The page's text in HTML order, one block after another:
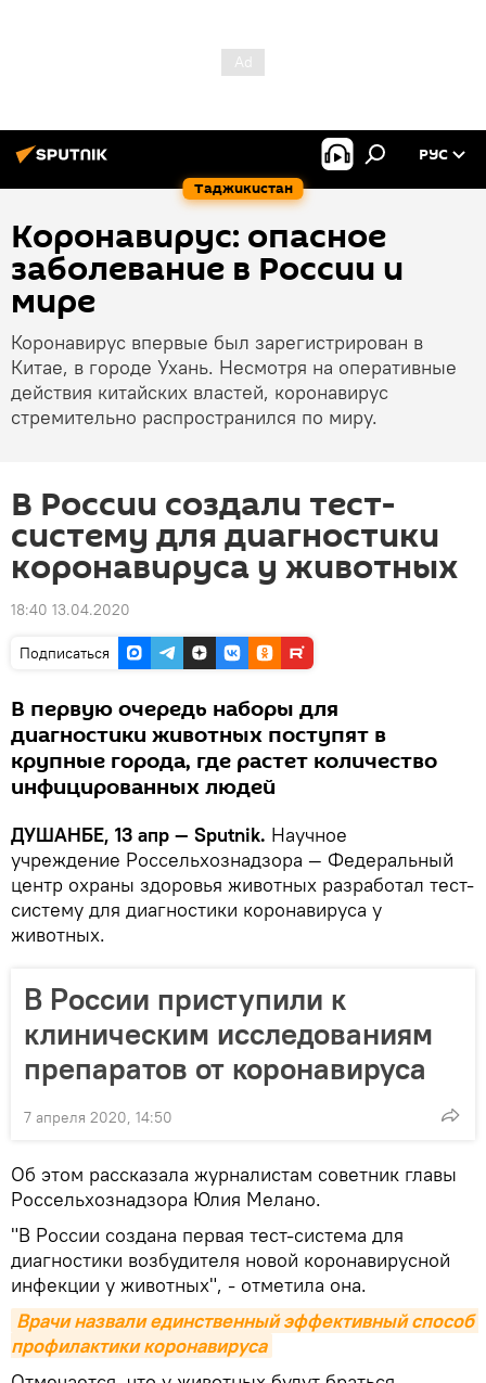
Таджикистан
РУС
Коронавирус: опасное
заболевание в России и
мире
Коронавирус впервые был зарегистрирован в
Китае, в городе Ухань. Несмотря на оперативные
действия китайских властей, коронавирус
стремительно распространился по миру.
В России создали тест-
систему для диагностики
коронавируса у животных
18:40 13.04.2020
Подписаться
В первую очередь наборы для
диагностики животных поступят в
крупные города, где растет количество
инфицированных людей
ДУШАНБЕ, 13 апр — Sputnik. Научное
учреждение Россельхознадзора — Федеральный
центр охраны здоровья животных разработал тест-
систему для диагностики коронавируса у
животных.
В России приступили к
клиническим исследованиям
препаратов от коронавируса
7 апреля 2020, 14:50
Об этом рассказала журналистам советник главы
Россельхознадзора Юлия Мелано.
"В России создана первая тест-система для
диагностики возбудителя новой коронавирусной
инфекции у животных", - отметила она.
Врачи назвали единственный эффективный способ
профилактики коронавируса